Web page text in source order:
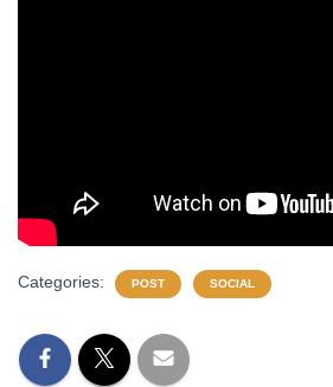
Categories: POST SOCIAL